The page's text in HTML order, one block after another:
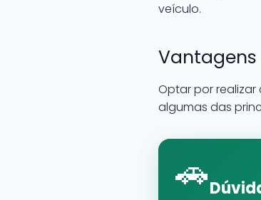
veículo.
Vantagens
Optar por
algumas das
🚗